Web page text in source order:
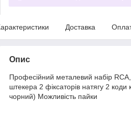
Доставка
Опис
Професійний металевий набір
штекера 2 фіксаторів натягу 2 коди
чорний) Можливість пайки